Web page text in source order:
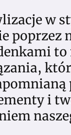
w
poprzez
to
i